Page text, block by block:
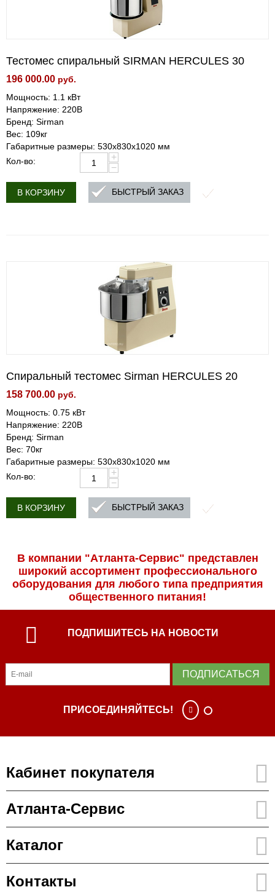
Тестомес спиральный SIRMAN HERCULES 30
196 000.00 руб.
Мощность: 1.1 кВт
Напряжение: 220В
Бренд: Sirman
Вес: 109кг
Габаритные размеры: 530x830x1020 мм
Кол-во:
+
−
В КОРЗИНУ БЫСТРЫЙ ЗАКАЗ
Спиральный тестомес Sirman HERCULES 20
158 700.00 руб.
Мощность: 0.75 кВт
Напряжение: 220В
Бренд: Sirman
Вес: 70кг
Габаритные размеры: 530x830x1020 мм
Кол-во:
+
−
В КОРЗИНУ БЫСТРЫЙ ЗАКАЗ
В компании "Атланта-Сервис" представлен
широкий ассортимент профессиональ­ного
оборудования для любого типа предприятия
общественного питания!
ПОДПИШИТЕСЬ НА НОВОСТИ
ПОДПИСАТЬСЯ
ПРИСОЕДИНЯЙТЕСЬ!
Кабинет покупателя
Атланта-Сервис
Каталог
Контакты